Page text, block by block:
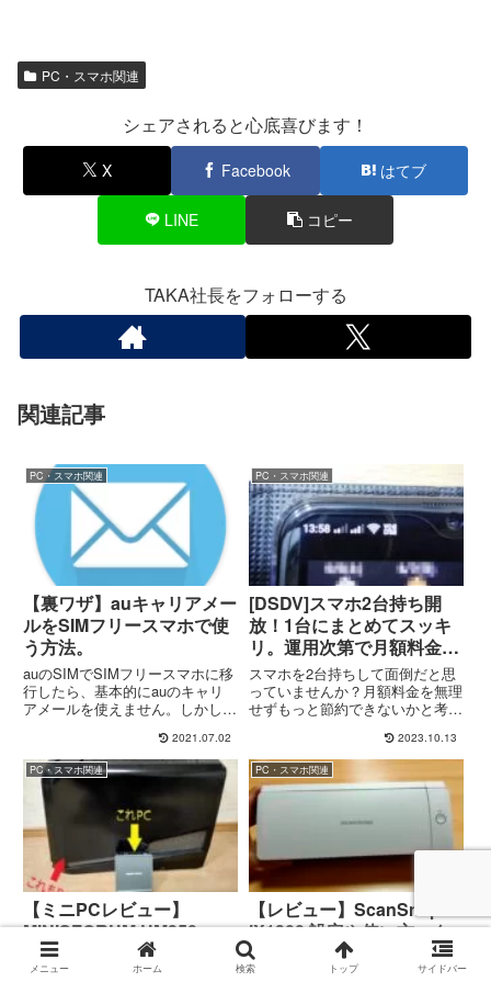
PC・スマホ関連
シェアされると心底喜びます！
X Facebook はてブ
LINE コピー
TAKA社長をフォローする
関連記事
PC・スマホ関連
【裏ワザ】auキャリアメー
ルをSIMフリースマホで使
う方法。
auのSIMでSIMフリースマホに移
行したら、基本的にauのキャリ
アメールを使えません。しかし、
メールアドレスの変更など面倒だ
ったりどうしても必要な場合は、
今回ご紹介する方法で使えるよう
にしてみてください。出来る限り
分かりやすくまとめていますの
で、是非導入の参考にしてくださ
い！
2021.07.02
PC・スマホ関連
[DSDV]スマホ2台持ち開
放！1台にまとめてスッキ
リ。運用次第で月額料金も
削減できる方法
スマホを2台持ちして面倒だと思
っていませんか？月額料金を無理
せずもっと節約できないかと考え
1台にまとめられるDSDVのSIM
フリースマホに乗り換えてこれら
の問題から開放しましょう！おす
すめスマホから実際に運用するた
めの手順も含めてご紹介します！
これでスマホも財布もスッキリさ
せてみませんか？
2023.10.13
PC・スマホ関連
【ミニPCレビュー】
MINISFORUM UM350
Ryzen5+Win11搭載で快
適！
PC・スマホ関連
【レビュー】ScanSnap
iX1300 設定や使い方・ク
アデルノとの連携など紹介
メニュー ホーム 検索 トップ サイドバー